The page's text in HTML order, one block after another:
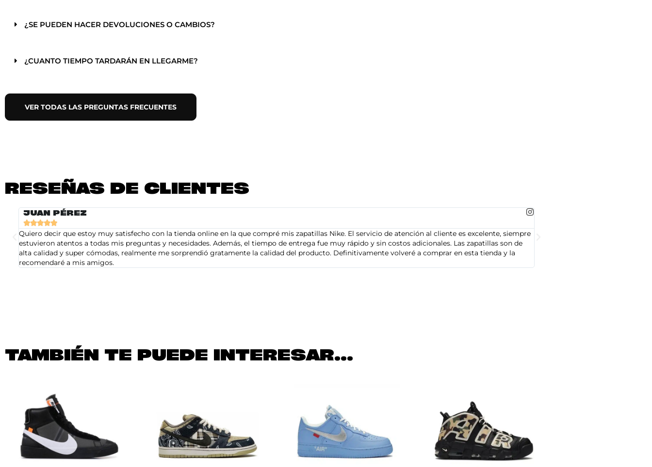
¿SE PUEDEN HACER DEVOLUCIONES O CAMBIOS?
¿CUANTO TIEMPO TARDARÁN EN LLEGARME?
VER TODAS LAS PREGUNTAS FRECUENTES
RESEÑAS DE CLIENTES
JUAN PÉREZ

Quiero decir que estoy muy satisfecho con la tienda online en la que compré mis zapatillas Nike. El servicio de atención al cliente es excelente, siempre
estuvieron atentos a todas mis preguntas y necesidades. Además, el tiempo de entrega fue muy rápido y sin costos adicionales. Las zapatillas son de
alta calidad y super cómodas, realmente me sorprendió gratamente la calidad del producto. Definitivamente volveré a comprar en esta tienda y la
recomendaré a mis amigos.
TAMBIÉN TE PUEDE INTERESAR...